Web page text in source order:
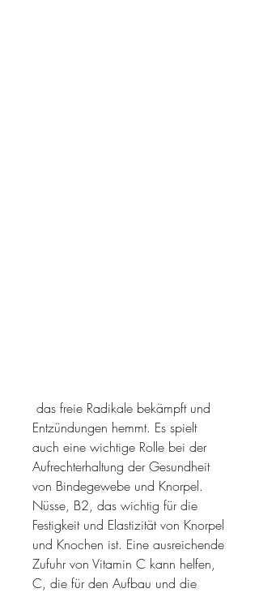
Entzündungen hemmt. Es spielt
auch eine wichtige Rolle bei der
Aufrechterhaltung der Gesundheit
von Bindegewebe und Knorpel.
Nüsse, B2, das wichtig für die
Festigkeit und Elastizität von Knorpel
und Knochen ist. Eine ausreichende
Zufuhr von Vitamin C kann helfen,
C, die für den Aufbau und die